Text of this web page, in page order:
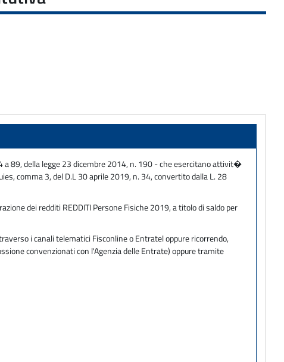
89, della legge 23 dicembre 2014, n. 190 - che esercitano attivit�
comma 3, del D.L 30 aprile 2019, n. 34, convertito dalla L. 28
dei redditi REDDITI Persone Fisiche 2019, a titolo di saldo per
i canali telematici Fisconline o Entratel oppure ricorrendo,
convenzionati con l'Agenzia delle Entrate) oppure tramite